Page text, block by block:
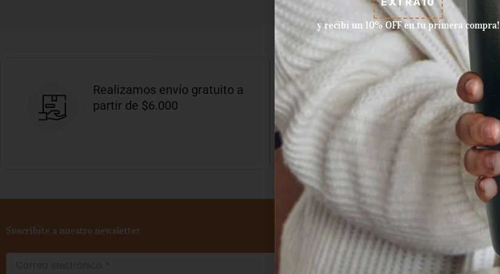
Realizamos envío gratuito a
partir de $6.000
Aceptamos pagos con tarjeta
de crédito, débito, efectivo, y
dinero disponible en Mercado
Pago.
Suscribite a nuestro newsletter.
y recibí un 10% OFF en tu primera compra!